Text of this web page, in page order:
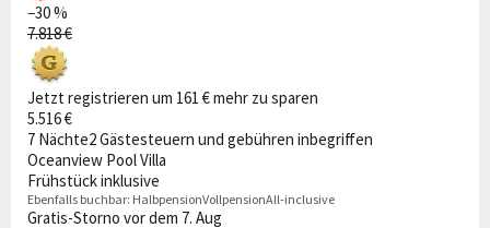
−30 %
7.818 €
Jetzt registrieren um 161 € mehr zu sparen
5.516 €
7 Nächte2 Gästesteuern und gebühren inbegriffen
Oceanview Pool Villa
Frühstück inklusive
Ebenfalls buchbar: HalbpensionVollpensionAll-inclusive
Gratis-Storno vor dem 7. Aug